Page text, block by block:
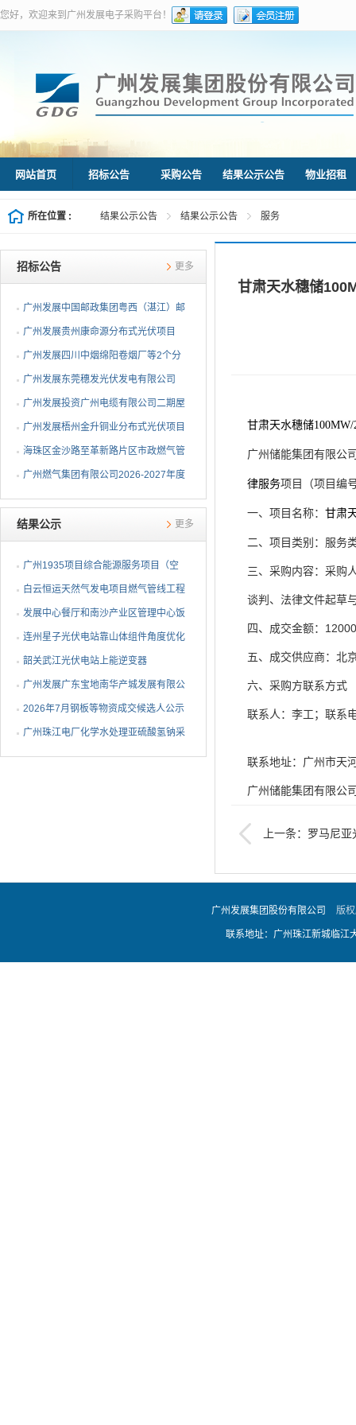
您好，欢迎来到广州发展电子采购平台！
网站首页 招标公告 采购公告 结果公示公告 物业招租
所在位置 : 结果公示公告 结果公示公告 服务
甘肃天水穗储
甘肃天水穗储
广州储能集团有限公
律服务项目 （项目编
一、项目名称： 甘肃
二、项目类别：服务
三、采购内容：采购
谈判、法律文件起草
四、成交金额：
五、成交供应商：北
六、采购方联系方式
联系人：李工；联系
联系地址：广州市天
广州储能集团有限公
日期：2026年5月9日
上一条：罗马尼
招标公告 更多
广州发展中国邮政集团粤西（湛江）邮
件处理中心等3个分布...
广州发展贵州康命源分布式光伏项目
EPC总承包（第二次招标...
广州发展四川中烟绵阳卷烟厂等2个分
布式光伏项目EPC总承包...
广州发展东莞穗发光伏发电有限公司
（广州港新沙港务有限公...
广州发展投资广州电缆有限公司二期屋
顶分布式光伏项目EPC...
广州发展梧州金升铜业分布式光伏项目
EPC总承包招标公告
海珠区金沙路至革新路片区市政燃气管
网更新工程招标公告
广州燃气集团有限公司2026-2027年度
燃气用埋地聚乙烯（PE1...
结果公示 更多
广州1935项目综合能源服务项目（空
调系统部分）EPC总承包...
白云恒运天然气发电项目燃气管线工程
竣工环保验收服务采购...
发展中心餐厅和南沙产业区管理中心饭
堂 2026年供餐服务项...
连州星子光伏电站靠山体组件角度优化
技改项目采购结果公告
韶关武江光伏电站上能逆变器
AGC/AVC试验响应速率不达标的...
广州发展广东宝地南华产城发展有限公
司屋顶分布式光伏项目...
2026年7月钢板等物资成交候选人公示
广州珠江电厂化学水处理亚硫酸氢钠采
购项目采购结果公告
广州发展集团股份有限公司 版
联系地址：广州珠江新城临江